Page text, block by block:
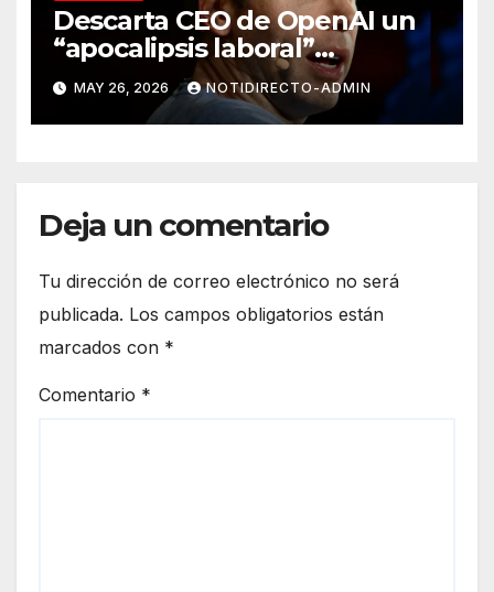
Descarta CEO de OpenAI un
“apocalipsis laboral”
provocado por la Inteligencia
Artificial
MAY 26, 2026 NOTIDIRECTO-ADMIN
Deja un comentario
Tu dirección de correo electrónico no será
publicada. Los campos obligatorios están
marcados con *
Comentario *